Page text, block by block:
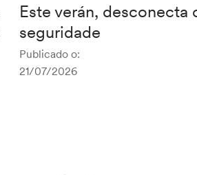
Este verán, desconecta
seguridade
Publicado o:
21/07/2026